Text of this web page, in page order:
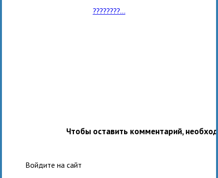
????????...
Чтобы оставить комментарий,
Войдите на сайт